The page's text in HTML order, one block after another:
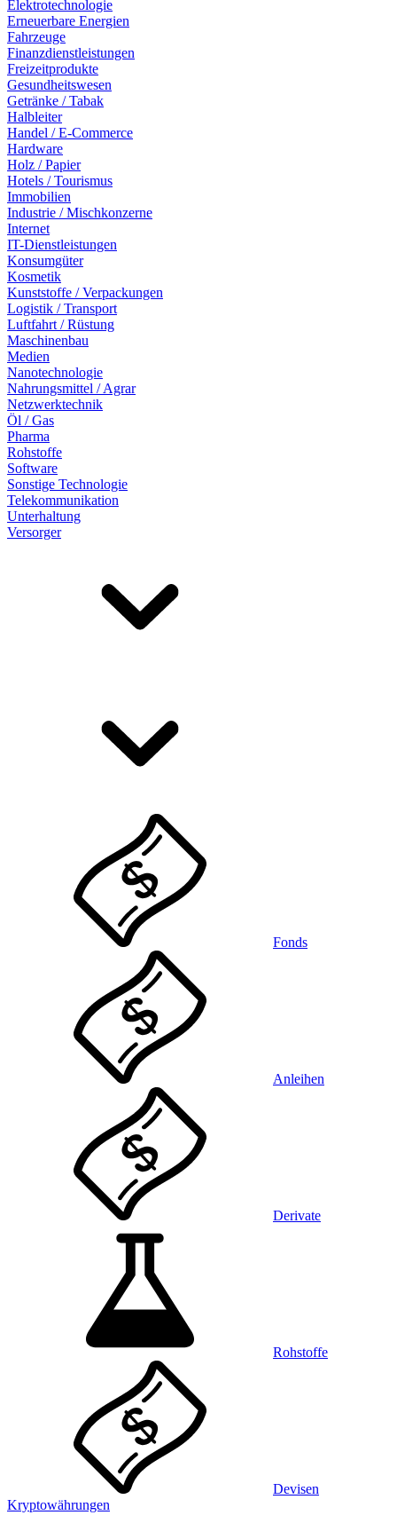
Elektrotechnologie
Erneuerbare Energien
Fahrzeuge
Finanzdienstleistungen
Freizeitprodukte
Gesundheitswesen
Getränke / Tabak
Halbleiter
Handel / E-Commerce
Hardware
Holz / Papier
Hotels / Tourismus
Immobilien
Industrie / Mischkonzerne
Internet
IT-Dienstleistungen
Konsumgüter
Kosmetik
Kunststoffe / Verpackungen
Logistik / Transport
Luftfahrt / Rüstung
Maschinenbau
Medien
Nanotechnologie
Nahrungsmittel / Agrar
Netzwerktechnik
Öl / Gas
Pharma
Rohstoffe
Software
Sonstige Technologie
Telekommunikation
Unterhaltung
Versorger
Fonds
Anleihen
Derivate
Rohstoffe
Devisen
Kryptowährungen